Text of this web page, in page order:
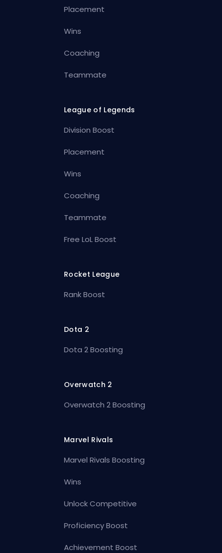
Placement
Wins
Coaching
Teammate
League of Legends
Division Boost
Placement
Wins
Coaching
Teammate
Free LoL Boost
Rocket League
Rank Boost
Dota 2
Dota 2 Boosting
Overwatch 2
Overwatch 2 Boosting
Marvel Rivals
Marvel Rivals Boosting
Wins
Unlock Competitive
Proficiency Boost
Achievement Boost